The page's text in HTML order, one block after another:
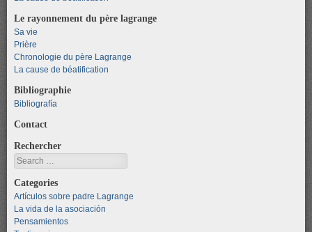
Le rayonnement du père lagrange
Sa vie
Prière
Chronologie du père Lagrange
La cause de béatification
Bibliographie
Bibliografía
Contact
Rechercher
Search
Categories
Artículos sobre padre Lagrange
La vida de la asociación
Pensamientos